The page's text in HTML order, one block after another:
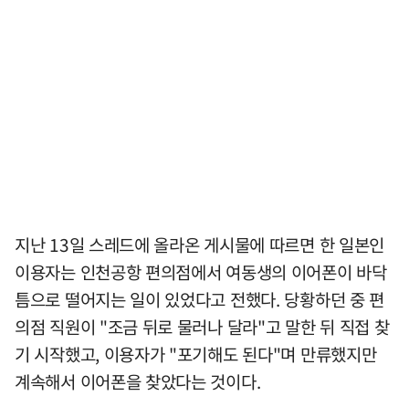
지난 13일 스레드에 올라온 게시물에 따르면 한 일본인
이용자는 인천공항 편의점에서 여동생의 이어폰이 바닥
틈으로 떨어지는 일이 있었다고 전했다. 당황하던 중 편
의점 직원이 "조금 뒤로 물러나 달라"고 말한 뒤 직접 찾
기 시작했고, 이용자가 "포기해도 된다"며 만류했지만
계속해서 이어폰을 찾았다는 것이다.